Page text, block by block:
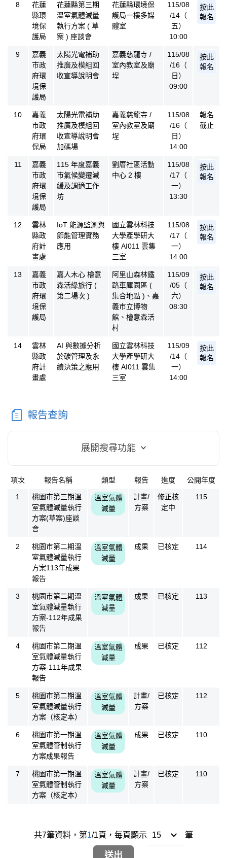
8
花蓮
縣環
境保
護局
花蓮縣第三期
溫室氣體減量
執行方案 ( 草
案 ) 座談會
花蓮縣環境保
護局一樓多媒
體室
115/08
/14（
五）
10:00
按此
報名
9
嘉義
市政
府環
境保
護局
太陽光電補助
推廣及模組回
收宣導說明會
嘉義慈龍寺 /
室內教室及廟
埕
115/08
/16（
日）
09:00
按此
報名
10
嘉義
市政
府環
保局
太陽光電補助
推廣及模組回
收宣導說明會
加碼場
嘉義慈龍寺 /
室內教室及廟
埕
115/08
/16（
日）
14:00
報名
截止
11
嘉義
市政
府環
境保
護局
115 年度嘉義
市氣候變遷減
緩及調適工作
坊
劉厝社區活動
中心 2 樓
115/08
/17（
一）
13:30
按此
報名
12
雲林
縣政
府計
畫處
IoT 能源監測與
節能管理實務
應用
國立雲林科技
大學產學研大
樓 AI011 雲集
三室
115/08
/17（
一）
14:00
按此
報名
13
嘉義
市政
府環
境保
護局
嘉人木心 檜意
森活綠旅行 (
第二場次 )
阿里山森林鐵
路車庫園區 (
集合地點 )、嘉
義市立博物
館、檜意森活
村
115/09
/05（
六）
08:30
按此
報名
14
雲林
縣政
府計
畫處
AI 與數據分析
於碳管理及永
續決策之應用
國立雲林科技
大學產學研大
樓 AI011 雲集
三室
115/09
/14（
一）
14:00
按此
報名
報告查詢
展開搜尋功能
方案成果
項次 報告名稱 類型 報告 進度 公開年度
1
桃園市第三期溫
室氣體減量執行
方案(草案)座談
會
溫室氣體
減量
計畫/
方案
修正核
定中
115
2
桃園市第二期溫
室氣體減量執行
方案113年成果
報告
溫室氣體
減量
成果 已核定 114
3
桃園市第二期溫
室氣體減量執行
方案-112年成果
報告
溫室氣體
減量
成果 已核定 113
4
桃園市第二期溫
室氣體減量執行
方案-111年成果
報告
溫室氣體
減量
成果 已核定 112
5
桃園市第二期溫
室氣體減量執行
方案（核定本）
溫室氣體
減量
計畫/
方案
已核定 112
6
桃園市第一期溫
室氣體管制執行
方案成果報告
溫室氣體
減量
成果 已核定 110
7
桃園市第一期溫
室氣體管制執行
方案（核定本）
溫室氣體
減量
計畫/
方案
已核定 110
共7筆資料， 第1/1頁， 每頁顯示 筆
送出